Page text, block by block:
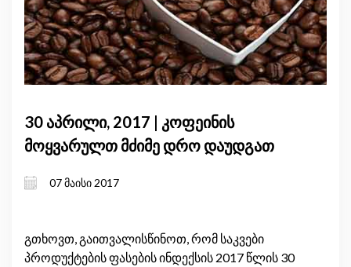
30 აპრილი, 2017 | კოფეინის
მოყვარულთ მძიმე დრო დაუდგათ
07 მაისი 2017
გთხოვთ, გაითვალისწინოთ, რომ საკვები
პროდუქტების ფასების ინდექსის 2017 წლის 30